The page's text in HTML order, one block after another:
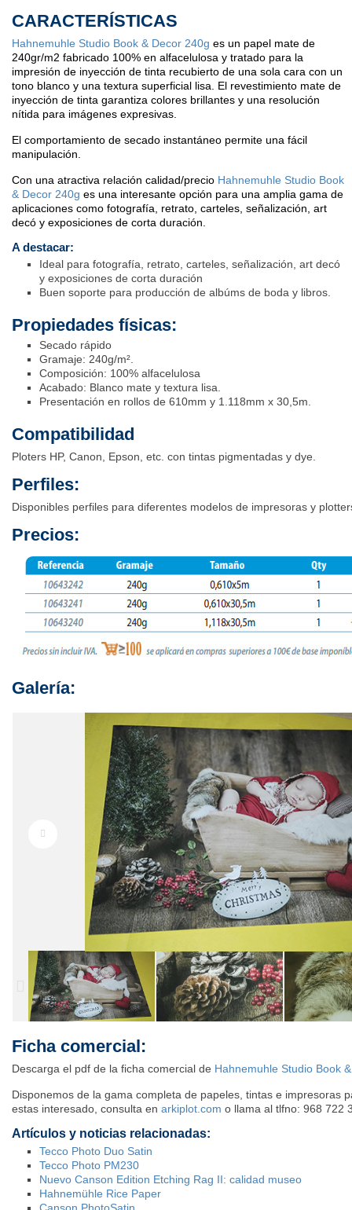
CARACTERÍSTICAS
Hahnemuhle Studio Book & Decor 240g es un papel mate de
240gr/m2 fabricado 100% en alfacelulosa y tratado para la
impresión de inyección de tinta recubierto de una sola cara con un
tono blanco y una textura superficial lisa. El revestimiento mate de
inyección de tinta garantiza colores brillantes y una resolución
nítida para imágenes expresivas.
El comportamiento de secado instantáneo permite una fácil
manipulación.
Con una atractiva relación calidad/precio Hahnemuhle Studio Book
& Decor 240g es una interesante opción para una amplia gama de
aplicaciones como fotografía, retrato, carteles, señalización, art
decó y exposiciones de corta duración.
A destacar:
Ideal para fotografía, retrato, carteles, señalización, art decó
y exposiciones de corta duración
Buen soporte para producción de albúms de boda y libros.
Propiedades físicas:
Secado rápido
Gramaje: 240g/m².
Composición: 100% alfacelulosa
Acabado: Blanco mate y textura lisa.
Presentación en rollos de 610mm y 1.118mm x 30,5m.
Compatibilidad
Ploters HP, Canon, Epson, etc. con tintas pigmentadas y dye.
Perfiles:
Disponibles perfiles para diferentes modelos de impresoras y
Precios:
Galería:
Ficha comercial:
Descarga el pdf de la ficha comercial de Hahnemuhle Studio Book
Disponemos de la gama completa de papeles, tintas e impresoras
estas interesado, consulta en arkiplot.com o llama al tlfno: 968 722
Artículos y noticias relacionadas:
Tecco Photo Duo Satin
Tecco Photo PM230
Nuevo Canson Edition Etching Rag II: calidad museo
Hahnemühle Rice Paper
Canson PhotoSatin